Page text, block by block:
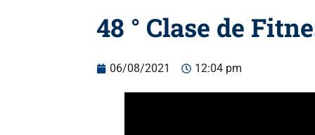
48 ° Clase de
06/08/2021 12:04 pm